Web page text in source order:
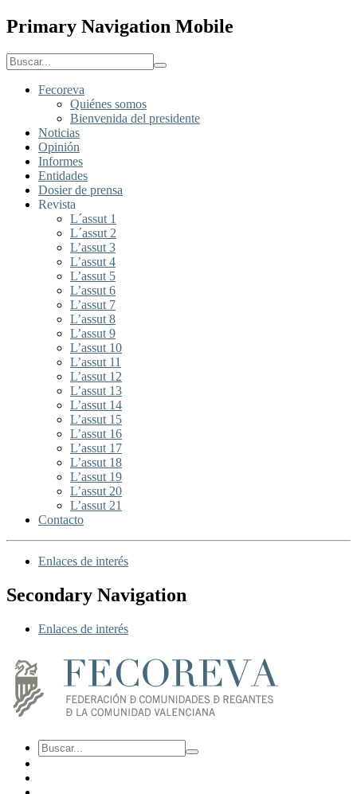
Primary Navigation Mobile
Fecoreva
Quiénes somos
Bienvenida del presidente
Noticias
Opinión
Informes
Entidades
Dosier de prensa
Revista
L´assut 1
L´assut 2
L’assut 3
L’assut 4
L’assut 5
L’assut 6
L’assut 7
L’assut 8
L’assut 9
L’assut 10
L’assut 11
L’assut 12
L’assut 13
L’assut 14
L’assut 15
L’assut 16
L’assut 17
L’assut 18
L’assut 19
L’assut 20
L’assut 21
Contacto
Enlaces de interés
Secondary Navigation
Enlaces de interés